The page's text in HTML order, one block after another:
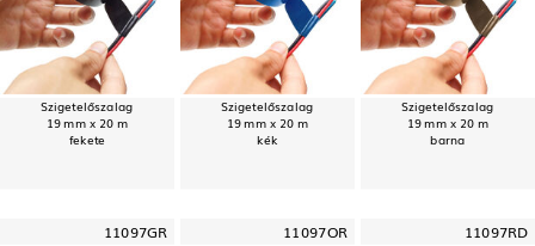
Szigetelőszalag
19 mm x 20 m
fekete
Szigetelőszalag
19 mm x 20 m
kék
Szigetelőszalag
19 mm x 20 m
barna
11097GR 11097OR 11097RD